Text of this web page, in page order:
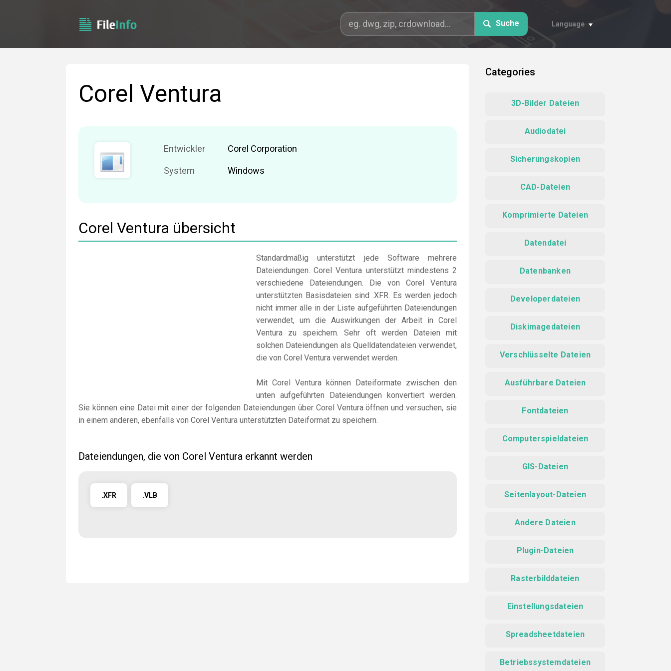
Suche Language
Corel Ventura
Entwickler Corel Corporation
System Windows
Corel Ventura übersicht
Standardmäßig unterstützt jede Software mehrere
Dateiendungen. Corel Ventura unterstützt mindestens 2
verschiedene Dateiendungen. Die von Corel Ventura
unterstützten Basisdateien sind .XFR. Es werden jedoch
nicht immer alle in der Liste aufgeführten Dateiendungen
verwendet, um die Auswirkungen der Arbeit in Corel
Ventura zu speichern. Sehr oft werden Dateien mit
solchen Dateiendungen als Quelldatendateien verwendet,
die von Corel Ventura verwendet werden.
Mit Corel Ventura können Dateiformate zwischen den
unten aufgeführten Dateiendungen konvertiert werden.
Sie können eine Datei mit einer der folgenden Dateiendungen über Corel Ventura öffnen und versuchen, sie
in einem anderen, ebenfalls von Corel Ventura unterstützten Dateiformat zu speichern.
Dateiendungen, die von Corel Ventura erkannt werden
.XFR .VLB
Categories
3D-Bilder Dateien
Audiodatei
Sicherungskopien
CAD-Dateien
Komprimierte Dateien
Datendatei
Datenbanken
Developerdateien
Diskimagedateien
Verschlüsselte Dateien
Ausführbare Dateien
Fontdateien
Computerspieldateien
GIS-Dateien
Seitenlayout-Dateien
Andere Dateien
Plugin-Dateien
Rasterbilddateien
Einstellungsdateien
Spreadsheetdateien
Betriebssystemdateien